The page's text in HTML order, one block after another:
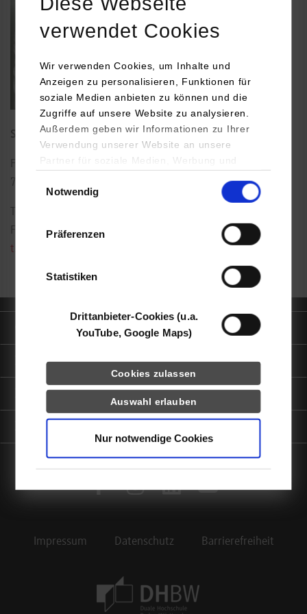
verwendet Cookies
Wir verwenden Cookies, um Inhalte und
Anzeigen zu personalisieren, Funktionen für
soziale Medien anbieten zu können und die
Zugriffe auf unsere Website zu analysieren.
Außerdem geben wir Informationen zu Ihrer
Verwendung unserer Website an unsere
Partner für soziale Medien, Werbung und
YouTube, Google Maps) führen diese
Daten zusammen, die Sie ihnen bereitgestellt
haben oder die sie im Rahmen Ihrer Nutzung
Notwendig
Präferenzen
Statistiken
Drittanbieter-Cookies (u.a.
YouTube, Google Maps)
Cookies zulassen
Auswahl erlauben
Nur notwendige Cookies
Studiengangsleitung
Florianstraße 15
72160
Fax: 07451/521-139
t.jansen@hb.dhbw-stuttgart.de
Informationen für
Portale
Impressum Datenschutz Barrierefreiheit